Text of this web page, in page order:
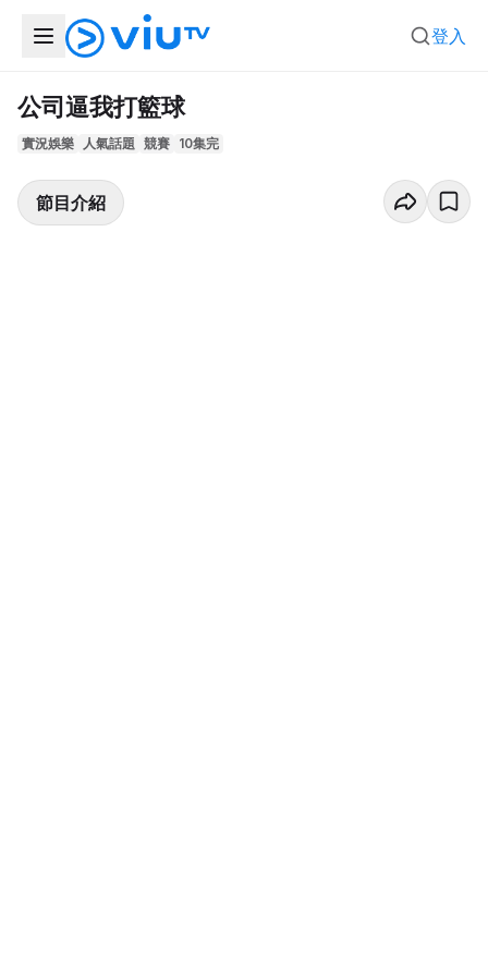
登入
公司逼我打籃球
實況娛樂 人氣話題 競賽 10集完
節目介紹